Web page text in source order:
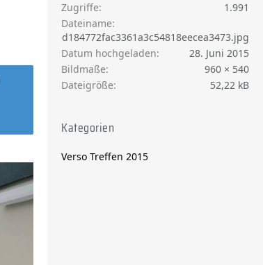
Zugriffe
1.991
Dateiname
ed184772fac3361a3c54818eecea3473.jpg
Datum hochgeladen
28. Juni 2015
Bildmaße
960 × 540
Dateigröße
52,22 kB
Kategorien
Verso Treffen 2015